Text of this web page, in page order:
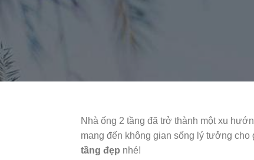
Nhà ống 2 tầng đã trở thành một xu
mang đến không gian sống lý tưởng cho
tầng đẹp nhé!